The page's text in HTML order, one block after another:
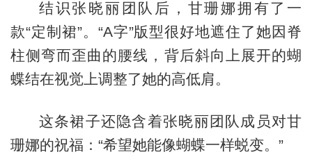
结识张晓丽团队后，甘珊娜拥有了一
款“定制裙”。“A字”版型很好地遮住了她因脊
柱侧弯而歪曲的腰线，背后斜向上展开的蝴
蝶结在视觉上调整了她的高低肩。
这条裙子还隐含着张晓丽团队成员对甘
珊娜的祝福：“希望她能像蝴蝶一样蜕变。”